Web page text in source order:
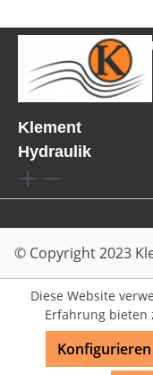
Klement
Hydraulik
© Copyright 2023
Diese Website
Erfahrung bieten
Konfigurieren